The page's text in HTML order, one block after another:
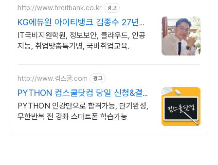
http://www.hrditbank.co.kr 광고
KG에듀원 아이티뱅크 김종수 27년경
력전문가 IT취업상담
IT국비지원학원, 정보보안, 클라우드, 인공
지능, 취업맞춤특기병, 국비취업교육.
http://www.컴스쿨.com 광고
PYTHON 컴스쿨닷컴 당일 신청&결제
시 기프티콘!
PYTHON 인강만으로 합격가능, 단기완성,
무한반복 전 강좌 스마트폰 학습가능